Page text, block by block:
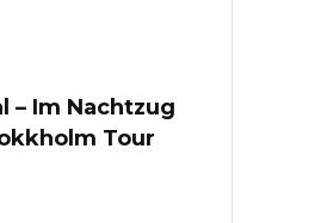
– Im Nachtzug
Tour